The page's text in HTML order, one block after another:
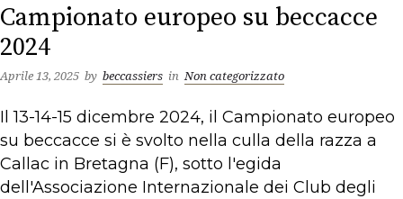
Campionato europeo su beccacce
2024
Aprile 13, 2025 by beccassiers in Non categorizzato
Il 13-14-15 dicembre 2024, il Campionato europeo
su beccacce si è svolto nella culla della razza a
Callac in Bretagna (F), sotto l'egida
dell'Associazione Internazionale dei Club degli